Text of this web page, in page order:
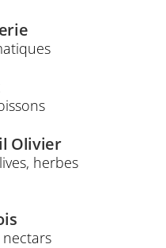
Olivier
herbes